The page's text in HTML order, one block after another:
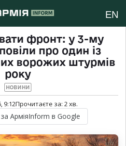
EN
фронт: у 3-му
про один із
ворожих штурмів
року
НОВИНИ
9:12Прочитаєте за: 2хв.
за АрміяInform в Google